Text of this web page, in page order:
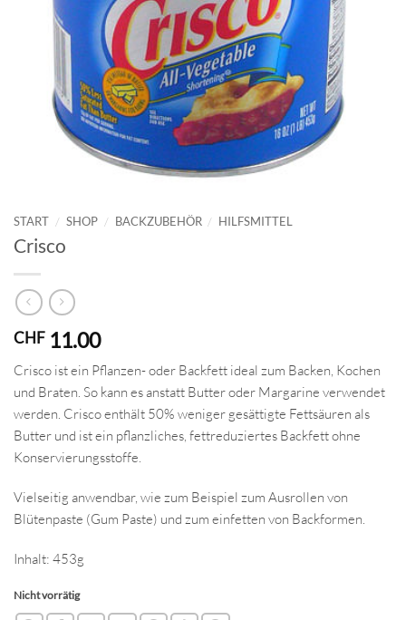
START / SHOP / BACKZUBEHÖR / HILFSMITTEL
Crisco
CHF 11.00
Crisco ist ein Pflanzen- oder Backfett ideal zum Backen, Kochen
und Braten. So kann es anstatt Butter oder Margarine verwendet
werden. Crisco enthält 50% weniger gesättigte Fettsäuren als
Butter und ist ein pflanzliches, fettreduziertes Backfett ohne
Konservierungsstoffe.
Vielseitig anwendbar, wie zum Beispiel zum Ausrollen von
Blütenpaste (Gum Paste) und zum einfetten von Backformen.
Inhalt: 453g
Nicht vorrätig